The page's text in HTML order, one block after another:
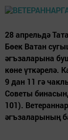
28 апрельдә
Бөек Ватан
әгъзаларына
көне үткәрелә.
9 дан 11 гә
Советы
101).
әгъзаларының